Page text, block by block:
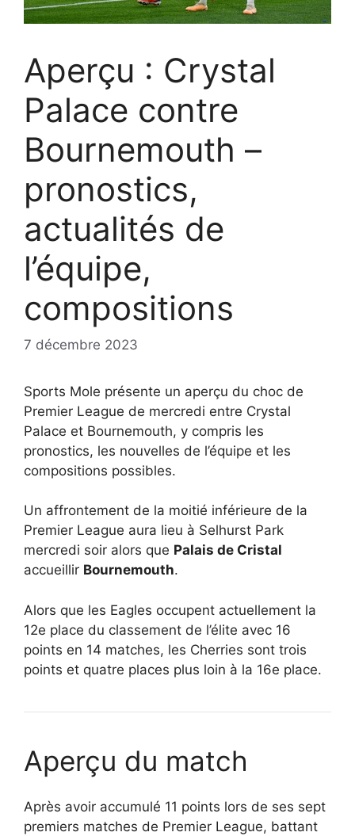
Aperçu : Crystal
Palace contre
Bournemouth –
pronostics,
actualités de
l’équipe,
compositions
7 décembre 2023
Sports Mole présente un aperçu du choc de
Premier League de mercredi entre Crystal
Palace et Bournemouth, y compris les
pronostics, les nouvelles de l’équipe et les
compositions possibles.
Un affrontement de la moitié inférieure de la
Premier League aura lieu à Selhurst Park
mercredi soir alors que Palais de Cristal
accueillir Bournemouth.
Alors que les Eagles occupent actuellement la
12e place du classement de l’élite avec 16
points en 14 matches, les Cherries sont trois
points et quatre places plus loin à la 16e place.
Aperçu du match
Après avoir accumulé 11 points lors de ses sept
premiers matches de Premier League, battant